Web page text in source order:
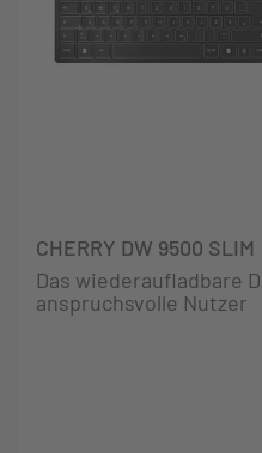
CHERRY DW 9500 SLIM
Das wiederaufladbare
anspruchsvolle Nutzer